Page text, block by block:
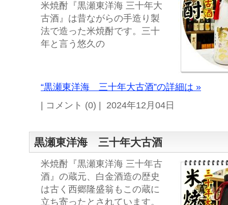
米焼酎『黒瀬東洋海 三十年大
古酒』は昔ながらの手造り製
法で造った米焼酎です。三十
年と言う悠久の
“黒瀬東洋海 三十年大古酒”の詳細は »
| コメント (0) | 2024年12月04日
黒瀬東洋海 三十年大古酒
米焼酎『黒瀬東洋海 三十年古
酒』の蔵元、白金酒造の歴史
は古く西郷隆盛翁もこの蔵に
立ち寄ったとされています。